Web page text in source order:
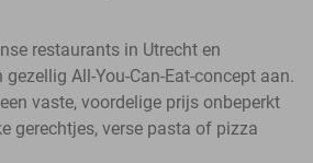
restaurants in Utrecht en
All-You-Can-Eat-concept aan.
vaste, voordelige prijs onbeperkt
gerechtjes, verse pasta of pizza